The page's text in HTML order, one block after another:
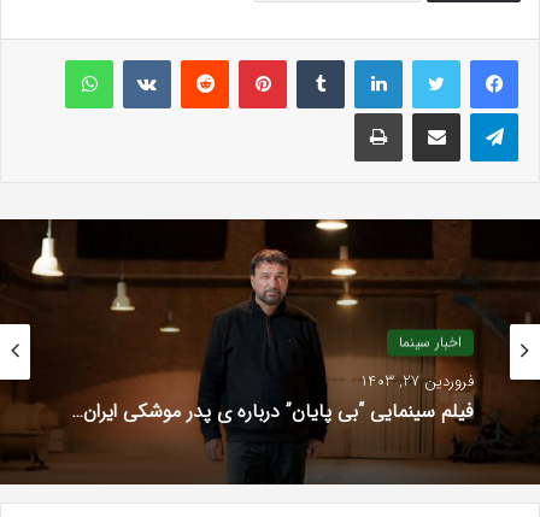
لینکداینتامبلر پینتریستReddit
VKontakteواتس آپ
تلگرام اشتراک گذاری با ایمیل چاپ
اخبار سینما
فروردین 27, 1403
فیلم سینمایی “بی پایان” درباره ی پدر موشکی ایران…